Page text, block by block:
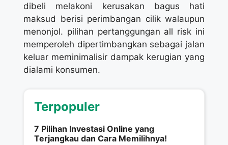
dibeli melakoni kerusakan bagus hati
maksud berisi perimbangan cilik walaupun
menonjol. pilihan pertanggungan all risk ini
memperoleh dipertimbangkan sebagai jalan
keluar meminimalisir dampak kerugian yang
dialami konsumen.
Terpopuler
7 Pilihan Investasi Online yang
Terjangkau dan Cara Memilihnya!